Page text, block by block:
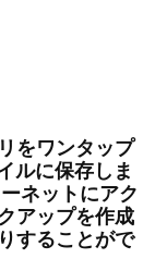
をワンタップ
ルに保存しま
ネットにアク
アップを作成
することがで